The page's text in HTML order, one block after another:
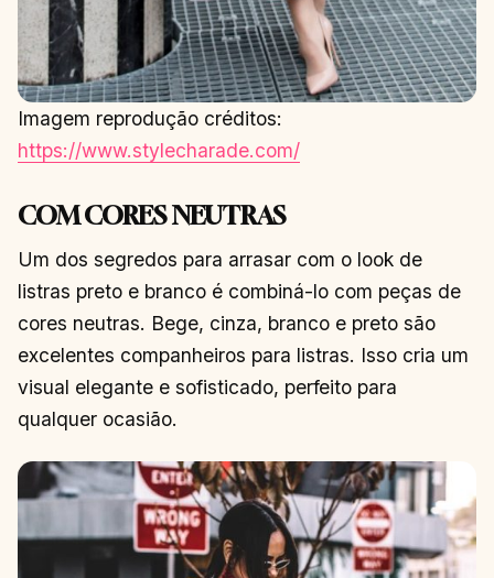
Imagem reprodução créditos:
https://www.stylecharade.com/
COM CORES NEUTRAS
Um dos segredos para arrasar com o look de
listras preto e branco é combiná-lo com peças de
cores neutras. Bege, cinza, branco e preto são
excelentes companheiros para listras. Isso cria um
visual elegante e sofisticado, perfeito para
qualquer ocasião.